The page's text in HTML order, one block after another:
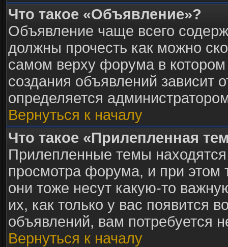
Что такое «Объявление»?
Объявление чаще всего
должны прочесть как можно
самом верху форума в
создания объявлений зависит
определяется
Вернуться к началу
Что такое «Прилепленная
Прилепленные темы
просмотра форума, и при этом
они тоже несут какую-то
их, как только у вас появится
объявлений, вам потребуется
Вернуться к началу